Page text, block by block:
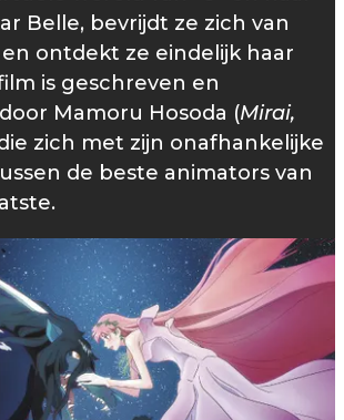
Belle, bevrijdt ze zich van
ontdekt ze eindelijk haar
is geschreven en
Mamoru Hosoda (Mirai,
zich met zijn onafhankelijke
de beste animators van